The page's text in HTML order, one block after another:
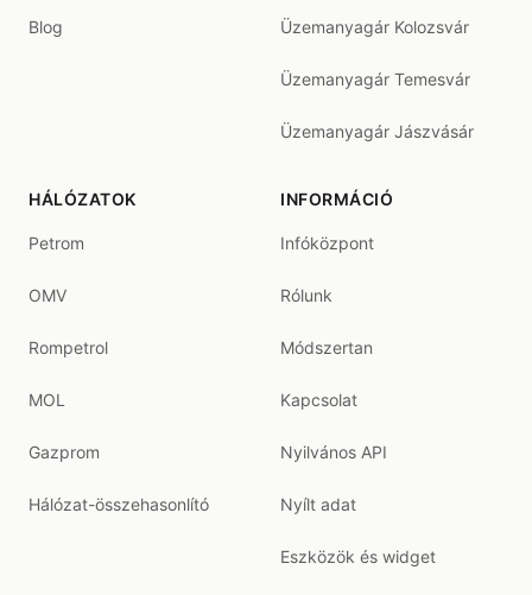
Blog Üzemanyagár Kolozsvár
Üzemanyagár Temesvár
Üzemanyagár Jászvásár
HÁLÓZATOK
Petrom
OMV
Rompetrol
MOL
Gazprom
Hálózat-összehasonlító
INFORMÁCIÓ
Infóközpont
Rólunk
Módszertan
Kapcsolat
Nyilvános API
Nyílt adat
Eszközök és widget